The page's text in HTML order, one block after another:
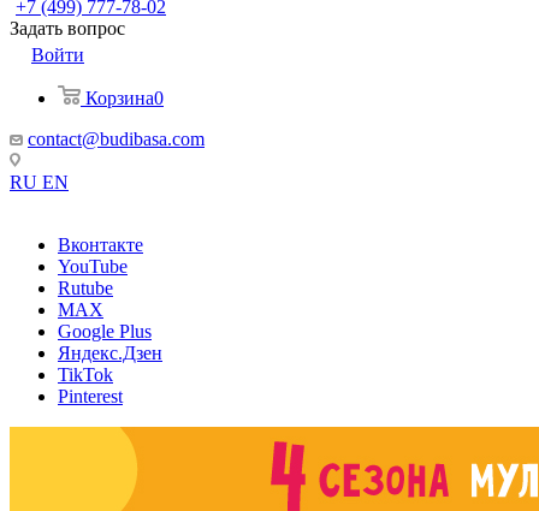
+7 (499) 777-78-02
Задать вопрос
Войти
Корзина0
contact@budibasa.com
RU EN
Вконтакте
YouTube
Rutube
MAX
Google Plus
Яндекс.Дзен
TikTok
Pinterest